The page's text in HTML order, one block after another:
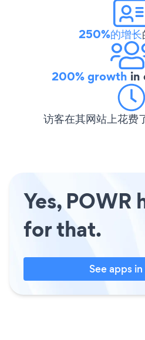
250%的增长
200% growth in
访客在其网站上花费
Yes, POWR
for that.
See apps